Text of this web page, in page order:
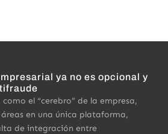
ya no es opcional y
el “cerebro” de la empresa,
en una única plataforma,
de integración entre